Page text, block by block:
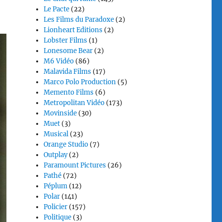
Le Pacte (22)
Les Films du Paradoxe (2)
Lionheart Editions (2)
Lobster Films (1)
Lonesome Bear (2)
M6 Vidéo (86)
Malavida Films (17)
Marco Polo Production (5)
Memento Films (6)
Metropolitan Vidéo (173)
Movinside (30)
Muet (3)
Musical (23)
Orange Studio (7)
Outplay(2)
Paramount Pictures (26)
Pathé (72)
Péplum (12)
Polar (141)
Policier (157)
Politique (3)